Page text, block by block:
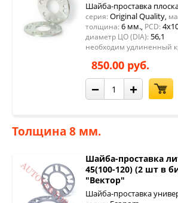
Шайба-проставка
серия: Original Quality,
толщина: 6 мм., PCD:
диаметр ЦО (DIA): 56,1
необходим удлиненный
850.00 руб.
− +
Толщина 8 мм.
Шайба-проставка
45(100-120) (2 шт в
"Вектор"
Шайба-проставка